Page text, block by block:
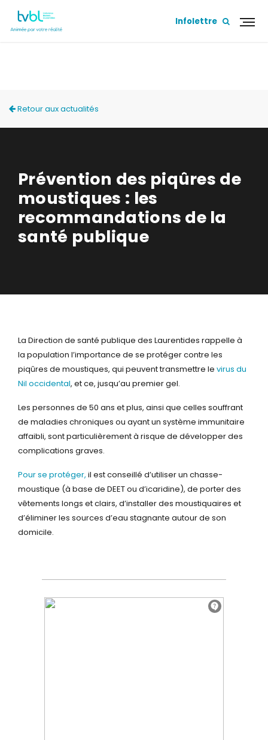
Infolettre
Retour aux actualités
Prévention des piqûres de
moustiques : les
recommandations de la
santé publique
La Direction de santé publique des Laurentides rappelle à
la population l’importance de se protéger contre les
piqûres de moustiques, qui peuvent transmettre le virus du
Nil occidental, et ce, jusqu’au premier gel.
Les personnes de 50 ans et plus, ainsi que celles souffrant
de maladies chroniques ou ayant un système immunitaire
affaibli, sont particulièrement à risque de développer des
complications graves.
Pour se protéger, il est conseillé d’utiliser un chasse-
moustique (à base de DEET ou d’icaridine), de porter des
vêtements longs et clairs, d’installer des moustiquaires et
d’éliminer les sources d’eau stagnante autour de son
domicile.